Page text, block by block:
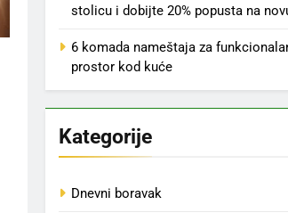
stolicu i dobijte 20% popusta na
6 komada nameštaja za
prostor kod kuće
Kategorije
Dnevni boravak